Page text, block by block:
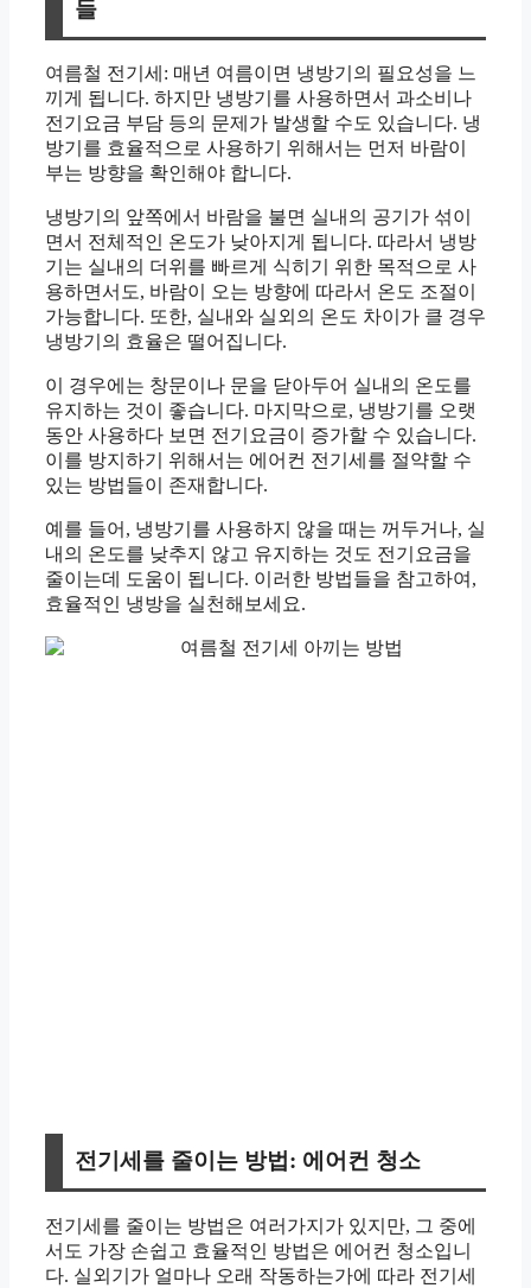
들
여름철 전기세: 매년 여름이면 냉방기의 필요성을 느
끼게 됩니다. 하지만 냉방기를 사용하면서 과소비나
전기요금 부담 등의 문제가 발생할 수도 있습니다. 냉
방기를 효율적으로 사용하기 위해서는 먼저 바람이
부는 방향을 확인해야 합니다.
냉방기의 앞쪽에서 바람을 불면 실내의 공기가 섞이
면서 전체적인 온도가 낮아지게 됩니다. 따라서 냉방
기는 실내의 더위를 빠르게 식히기 위한 목적으로 사
용하면서도, 바람이 오는 방향에 따라서 온도 조절이
가능합니다. 또한, 실내와 실외의 온도 차이가 클 경우
냉방기의 효율은 떨어집니다.
이 경우에는 창문이나 문을 닫아두어 실내의 온도를
유지하는 것이 좋습니다. 마지막으로, 냉방기를 오랫
동안 사용하다 보면 전기요금이 증가할 수 있습니다.
이를 방지하기 위해서는 에어컨 전기세를 절약할 수
있는 방법들이 존재합니다.
예를 들어, 냉방기를 사용하지 않을 때는 꺼두거나, 실
내의 온도를 낮추지 않고 유지하는 것도 전기요금을
줄이는데 도움이 됩니다. 이러한 방법들을 참고하여,
효율적인 냉방을 실천해보세요.
전기세를 줄이는 방법: 에어컨 청소
전기세를 줄이는 방법은 여러가지가 있지만, 그 중에
서도 가장 손쉽고 효율적인 방법은 에어컨 청소입니
다. 실외기가 얼마나 오래 작동하는가에 따라 전기세